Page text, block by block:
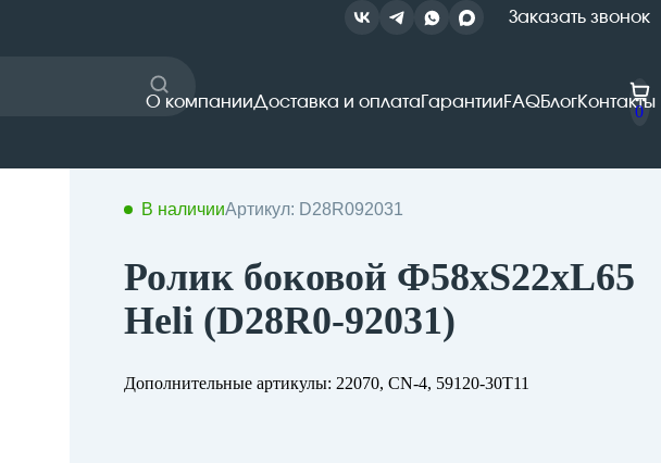
Заказать звонок
О компанииДоставка и оплата ГарантииFAQБлогКонтакты
0
В наличииАртикул: D28R092031
Ролик боковой Ф58хS22хL65
Heli (D28R0-92031)
Дополнительные артикулы: 22070, CN-4, 59120-30T11